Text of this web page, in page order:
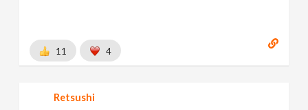
11 4
Retsushi